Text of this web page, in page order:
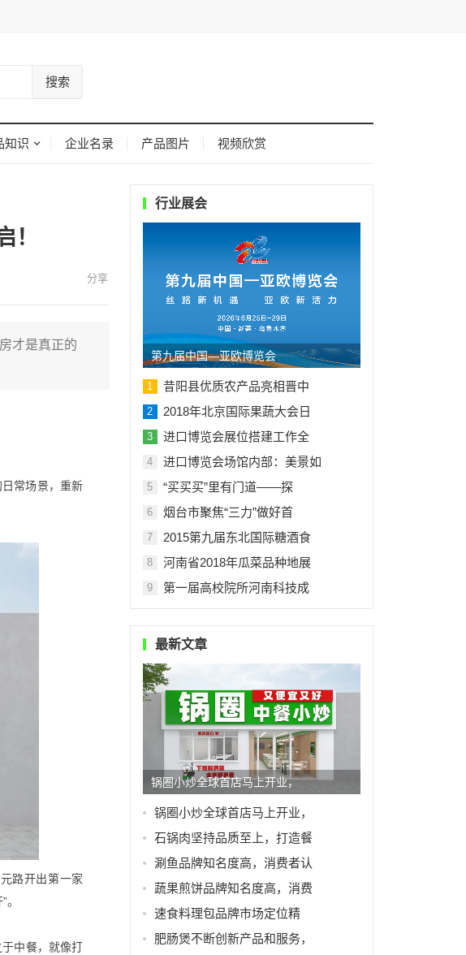
搜索
知识 企业名录 产品图片 视频欣赏
才是真正的
常场景，重新
路开出第一家
中餐，就像打
行业展会
第九届中国—亚欧博览会
1 昔阳县优质农产品亮相晋中
2 2018年北京国际果蔬大会日
3 进口博览会展位搭建工作全
4 进口博览会场馆内部：美景如
5 “买买买”里有门道——探
6 烟台市聚焦“三力”做好首
7 2015第九届东北国际糖酒食
8 河南省2018年瓜菜品种地展
9 第一届高校院所河南科技成
最新文章
锅圈小炒全球首店马上开业，
锅圈小炒全球首店马上开业，
石锅肉坚持品质至上，打造餐
涮鱼品牌知名度高，消费者认
蔬果煎饼品牌知名度高，消费
速食料理包品牌市场定位精
肥肠煲不断创新产品和服务，